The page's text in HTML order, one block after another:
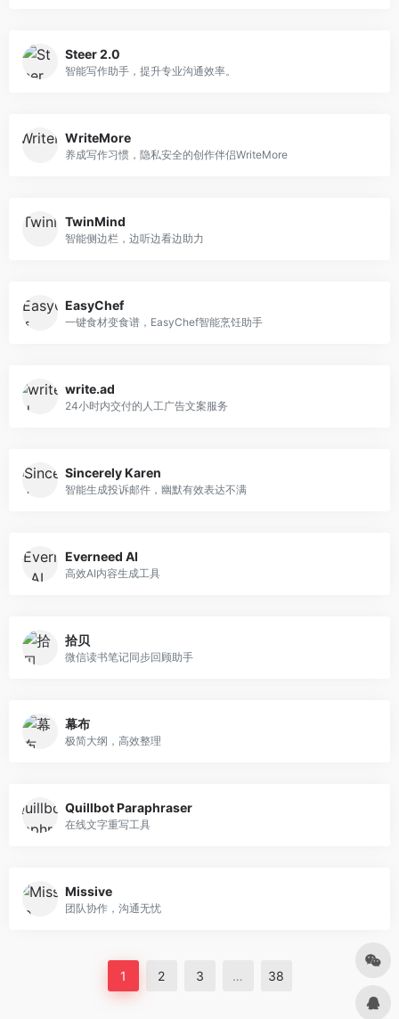
Steer 2.0
智能写作助手，提升专业沟通效率。
WriteMore
养成写作习惯，隐私安全的创作伴侣WriteMore
TwinMind
智能侧边栏，边听边看边助力
EasyChef
一键食材变食谱，EasyChef智能烹饪助手
write.ad
24小时内交付的人工广告文案服务
Sincerely Karen
智能生成投诉邮件，幽默有效表达不满
Everneed AI
高效AI内容生成工具
拾贝
微信读书笔记同步回顾助手
幕布
极简大纲，高效整理
Quillbot Paraphraser
在线文字重写工具
Missive
团队协作，沟通无忧
1 2 3 … 38